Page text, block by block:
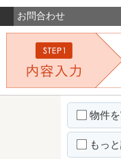
お問合わせ
物件
もっ